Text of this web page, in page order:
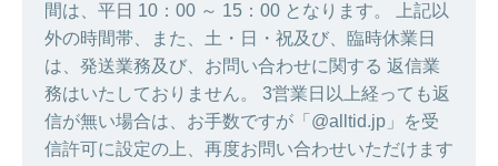
間は、平日 10：00 ～ 15：00 となります。 上記以
外の時間帯、また、土・日・祝及び、臨時休業日
は、発送業務及び、お問い合わせに関する 返信業
務はいたしておりません。 3営業日以上経っても返
信が無い場合は、お手数ですが「@alltid.jp」を受
信許可に設定の上、再度お問い合わせいただけます